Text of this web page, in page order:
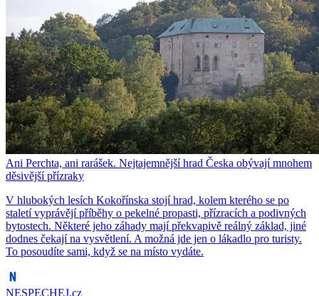
Ani Perchta, ani rarášek. Nejtajemnější hrad Česka obývají mnohem
děsivější přízraky
V hlubokých lesích Kokořínska stojí hrad, kolem kterého se po
staletí vyprávějí příběhy o pekelné propasti, přízracích a podivných
bytostech. Některé jeho záhady mají překvapivě reálný základ, jiné
dodnes čekají na vysvětlení. A možná jde jen o lákadlo pro turisty.
To posoudíte sami, když se na místo vydáte.
NESPECHEJ.cz